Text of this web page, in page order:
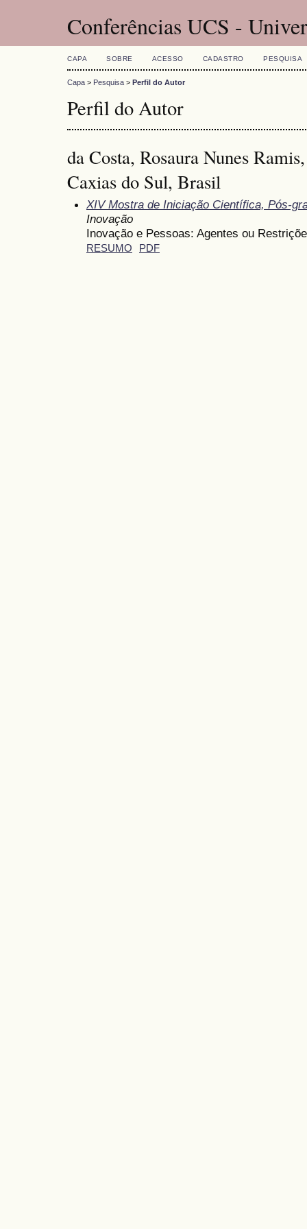
Conferências UCS -
CAPA SOBRE ACESSO CADASTRO PESQUISA
Capa > Pesquisa > Perfil do Autor
Perfil do Autor
da Costa, Rosaura Nunes
Caxias do Sul, Brasil
XIV Mostra de Iniciação Científica, Pós-
Inovação
Inovação e Pessoas: Agentes ou
RESUMO PDF